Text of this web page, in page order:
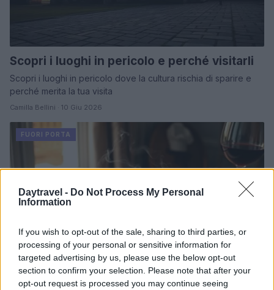
Daytravel - Do Not Process My Personal
Information
If you wish to opt-out of the sale, sharing to third parties, or
processing of your personal or sensitive information for
targeted advertising by us, please use the below opt-out
section to confirm your selection. Please note that after your
opt-out request is processed you may continue seeing
Scopri i luoghi in pericolo e perché visitarli
Scopri i luoghi in pericolo dove la cultura rischia di sparire e
perché merita la tua visita
Camilla Bellini · 10 Giu 2026
FUORI PORTA